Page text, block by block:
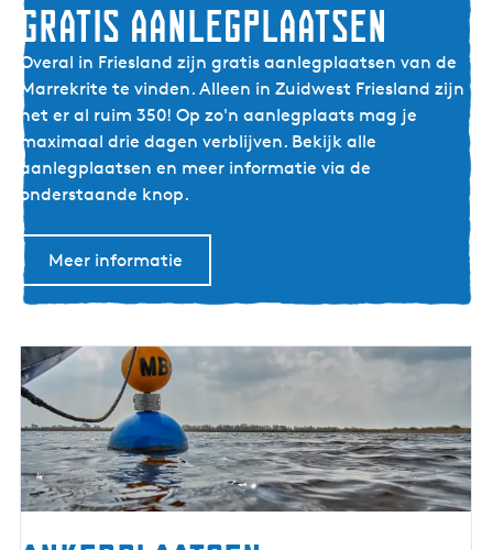
Gratis aanlegplaatsen
G
r
a
t
s
a
a
n
l
g
p
l
a
a
t
s
Overal in Friesland zijn gratis aanlegplaatsen van de
Marrekrite te vinden. Alleen in Zuidwest Friesland zijn
het er al ruim 350! Op zo'n aanlegplaats mag je
maximaal drie dagen verblijven. Bekijk alle
aanlegplaatsen en meer informatie via de
onderstaande knop.
Meer informatie